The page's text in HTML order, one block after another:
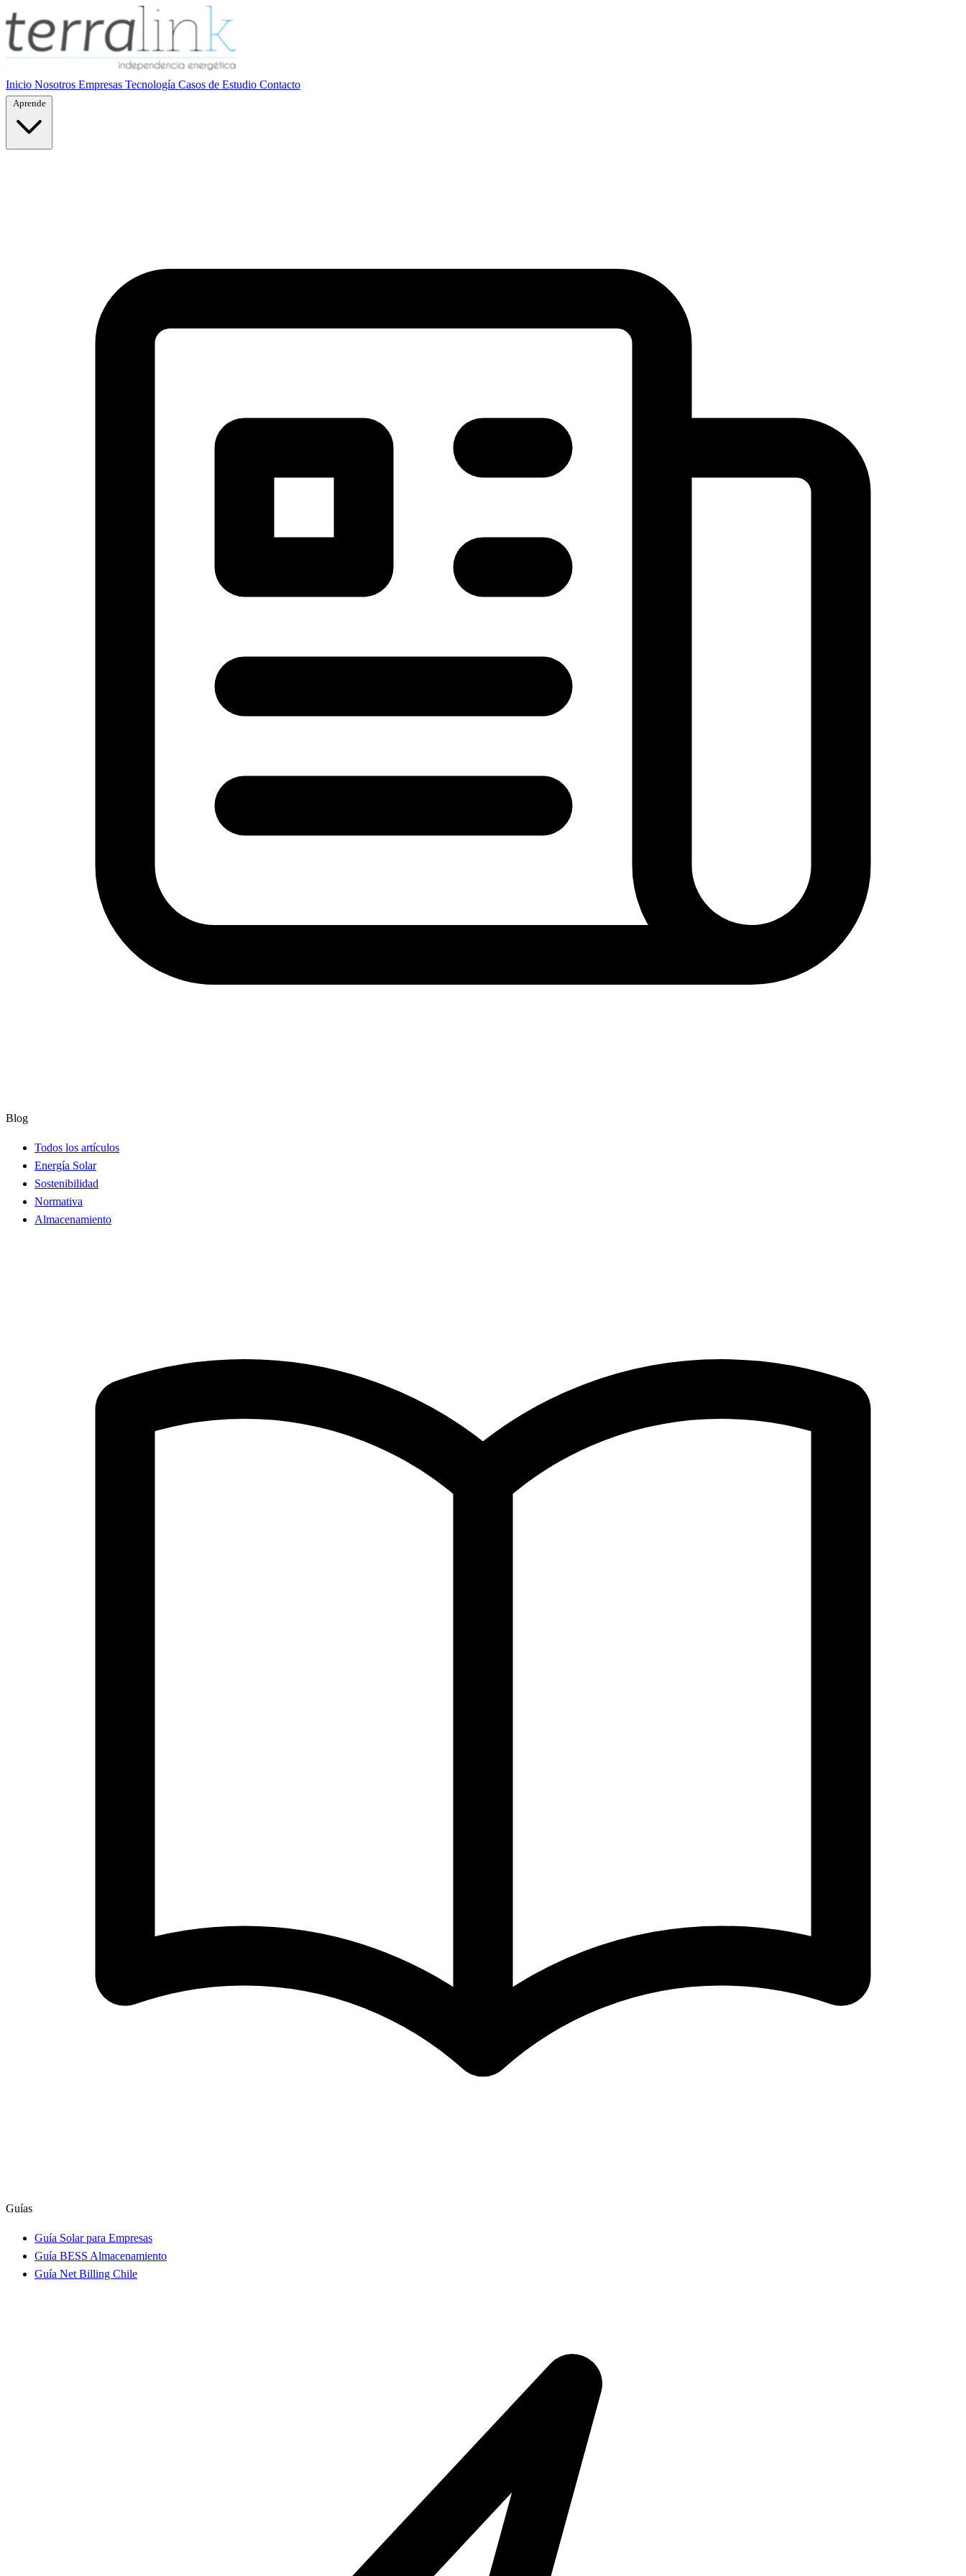
Inicio Nosotros Empresas Tecnología Casos de Estudio Contacto
Aprende
Blog
Todos los artículos
Energía Solar
Sostenibilidad
Normativa
Almacenamiento
Guías
Guía Solar para Empresas
Guía BESS Almacenamiento
Guía Net Billing Chile